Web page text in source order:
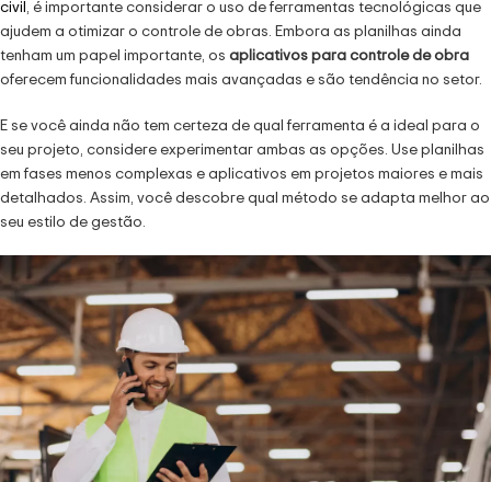
civil, é importante considerar o uso de ferramentas tecnológicas que
ajudem a otimizar o controle de obras. Embora as planilhas ainda
tenham um papel importante, os aplicativos para controle de obra
oferecem funcionalidades mais avançadas e são tendência no setor.
E se você ainda não tem certeza de qual ferramenta é a ideal para o
seu projeto, considere experimentar ambas as opções. Use planilhas
em fases menos complexas e aplicativos em projetos maiores e mais
detalhados. Assim, você descobre qual método se adapta melhor ao
seu estilo de gestão.